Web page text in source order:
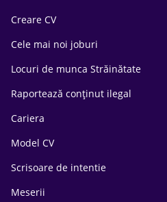
Creare CV
Cele mai noi joburi
Locuri de munca Străinătate
Raportează conținut ilegal
Cariera
Model CV
Scrisoare de intentie
Meserii